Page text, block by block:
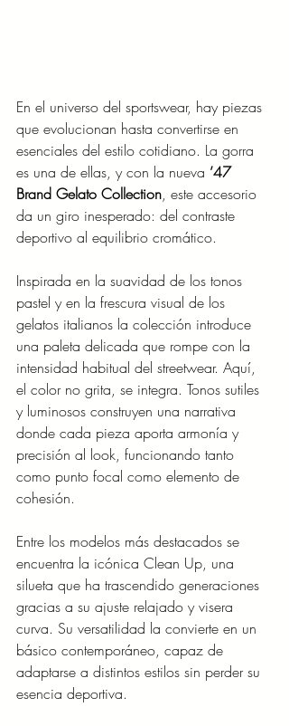
En el universo del sportswear, hay piezas
que evolucionan hasta convertirse en
esenciales del estilo cotidiano. La gorra
es una de ellas, y con la nueva ’47
Brand Gelato Collection, este accesorio
da un giro inesperado: del contraste
deportivo al equilibrio cromático.
Inspirada en la suavidad de los tonos
pastel y en la frescura visual de los
gelatos italianos la colección introduce
una paleta delicada que rompe con la
intensidad habitual del streetwear. Aquí,
el color no grita, se integra. Tonos sutiles
y luminosos construyen una narrativa
donde cada pieza aporta armonía y
precisión al look, funcionando tanto
como punto focal como elemento de
cohesión.
Entre los modelos más destacados se
encuentra la icónica Clean Up, una
silueta que ha trascendido generaciones
gracias a su ajuste relajado y visera
curva. Su versatilidad la convierte en un
básico contemporáneo, capaz de
adaptarse a distintos estilos sin perder su
esencia deportiva.